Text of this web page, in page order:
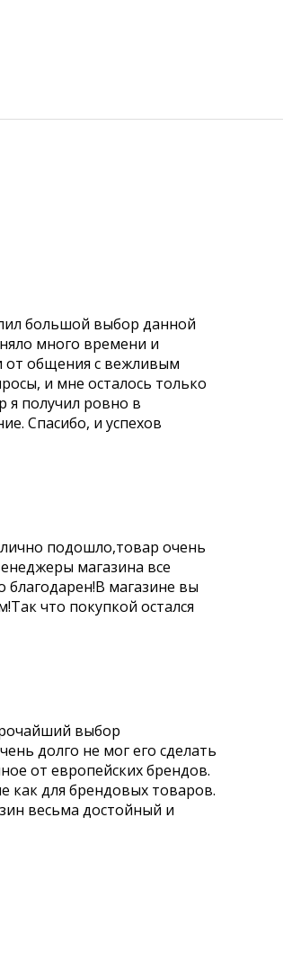
большой выбор данной
много времени и
от общения с вежливым
и мне осталось только
я получил ровно в
Спасибо, и успехов
подошло,товар очень
магазина все
магазине вы
что покупкой остался
выбор
долго не мог его сделать
от европейских брендов.
как для брендовых товаров.
весьма достойный и